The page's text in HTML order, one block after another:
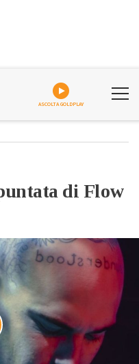
ASCOLTA GOLDPLAY
di Flow